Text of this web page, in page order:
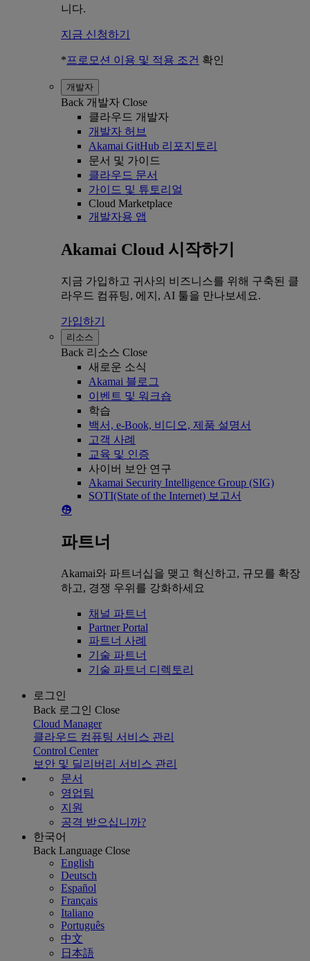
니다.
지금 신청하기
*프로모션 이용 및 적용 조건 확인
개발자
Back 개발자 Close
클라우드 개발자
개발자 허브
Akamai GitHub 리포지토리
문서 및 가이드
클라우드 문서
가이드 및 튜토리얼
Cloud Marketplace
개발자용 앱
Akamai Cloud 시작하기
지금 가입하고 귀사의 비즈니스를 위해 구축된 클
라우드 컴퓨팅, 에지, AI 툴을 만나보세요.
가입하기
리소스
Back 리소스 Close
새로운 소식
Akamai 블로그
이벤트 및 워크숍
학습
백서, e-Book, 비디오, 제품 설명서
고객 사례
교육 및 인증
사이버 보안 연구
Akamai Security Intelligence Group (SIG)
SOTI(State of the Internet) 보고서
파트너
Akamai와 파트너십을 맺고 혁신하고, 규모를 확장
하고, 경쟁 우위를 강화하세요
채널 파트너
Partner Portal
파트너 사례
기술 파트너
기술 파트너 디렉토리
로그인
Back 로그인 Close
Cloud Manager
클라우드 컴퓨팅 서비스 관리
Control Center
보안 및 딜리버리 서비스 관리
문서
영업팀
지원
공격 받으십니까?
한국어
Back Language Close
English
Deutsch
Español
Français
Italiano
Português
中文
日本語